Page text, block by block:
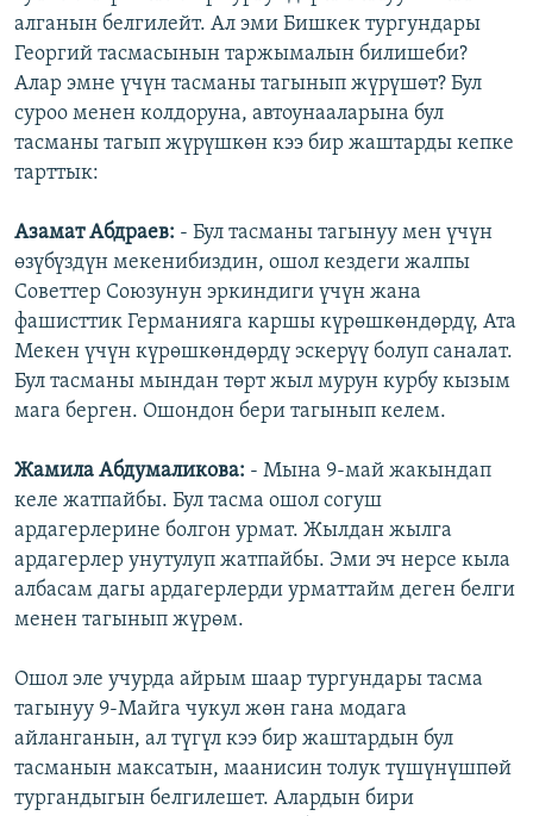
алганын белгилейт. Ал эми Бишкек тургундары
Георгий тасмасынын таржымалын билишеби?
Алар эмне үчүн тасманы тагынып жүрүшөт? Бул
суроо менен колдоруна, автоунааларына бул
тасманы тагып жүрүшкөн кээ бир жаштарды кепке
тарттык:
Азамат Абдраев: - Бул тасманы тагынуу мен үчүн
өзүбүздүн мекенибиздин, ошол кездеги жалпы
Советтер Союзунун эркиндиги үчүн жана
фашисттик Германияга каршы күрөшкөндөрдү, Ата
Мекен үчүн күрөшкөндөрдү эскерүү болуп саналат.
Бул тасманы мындан төрт жыл мурун курбу кызым
мага берген. Ошондон бери тагынып келем.
Жамила Абдумаликова: - Мына 9-май жакындап
келе жатпайбы. Бул тасма ошол согуш
ардагерлерине болгон урмат. Жылдан жылга
ардагерлер унутулуп жатпайбы. Эми эч нерсе кыла
албасам дагы ардагерлерди урматтайм деген белги
менен тагынып жүрөм.
Ошол эле учурда айрым шаар тургундары тасма
тагынуу 9-Майга чукул жөн гана модага
айланганын, ал түгүл кээ бир жаштардын бул
тасманын максатын, маанисин толук түшүнүшпөй
тургандыгын белгилешет. Алардын бири